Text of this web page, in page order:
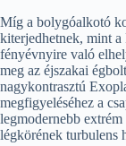
Míg a bolygóalkotó
kiterjedhetnek, mint a
fényévnyire való
meg az éjszakai
nagykontrasztú
megfigyeléséhez a
legmodernebb extrém
légkörének turbulens